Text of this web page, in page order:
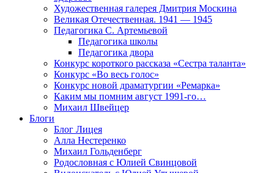
Художественная галерея Дмитрия Москина
Великая Отечественная. 1941 — 1945
Педагогика С. Артемьевой
Педагогика школы
Педагогика двора
Конкурс короткого рассказа «Сестра таланта»
Конкурс «Во весь голос»
Конкурс новой драматургии «Ремарка»
Каким мы помним август 1991-го…
Михаил Швейцер
Блоги
Блог Лицея
Алла Нестеренко
Михаил Гольденберг
Родословная с Юлией Свинцовой